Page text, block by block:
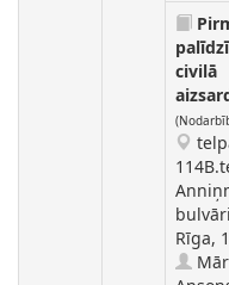
civilā
Rīga,